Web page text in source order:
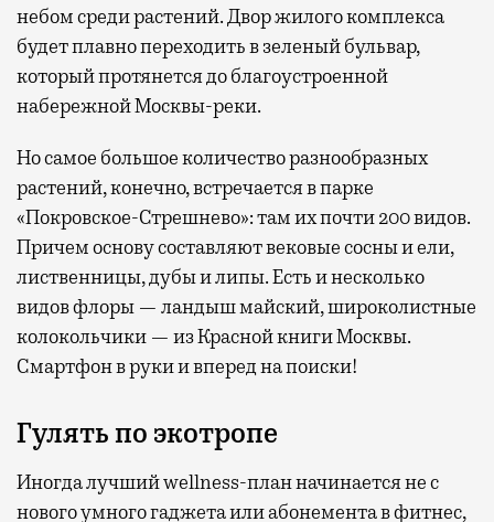
небом среди растений. Двор жилого комплекса
будет плавно переходить в зеленый бульвар,
который протянется до благоустроенной
набережной Москвы-реки.
Но самое большое количество разнообразных
растений, конечно, встречается в парке
«Покровское-Стрешнево»: там ихпочти 200 видов.
Причем основу составляют вековые сосны и ели,
лиственницы, дубы и липы. Есть и несколько
видов флоры — ландыш майский, широколистные
колокольчики — из Красной книги Москвы.
Смартфон в руки и вперед на поиски!
Гулять по экотропе
Иногда лучший wellness-план начинается не с
нового умного гаджета или абонемента в фитнес,